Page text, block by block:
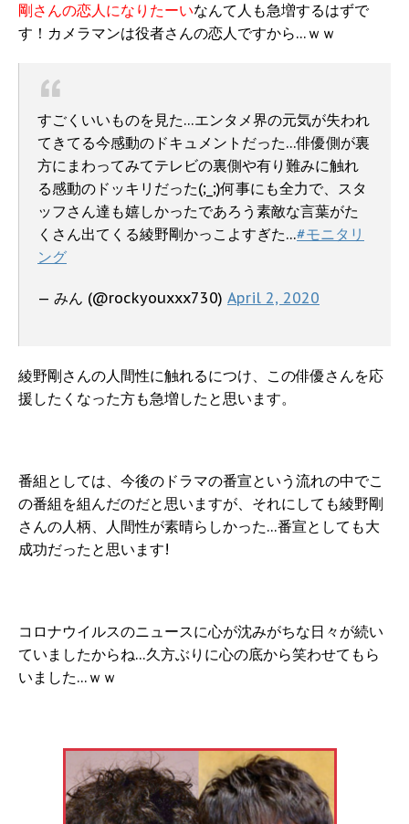
剛さんの恋人になりたーいなんて人も急増するはずで
す！カメラマンは役者さんの恋人ですから…ｗｗ
すごくいいものを見た…エンタメ界の元気が失われ
てきてる今感動のドキュメントだった…俳優側が裏
方にまわってみてテレビの裏側や有り難みに触れ
る感動のドッキリだった(;_;)何事にも全力で、スタ
ッフさん達も嬉しかったであろう素敵な言葉がた
くさん出てくる綾野剛かっこよすぎた…#モニタリ
ング
— みん (@rockyouxxx730) April 2, 2020
綾野剛さんの人間性に触れるにつけ、この俳優さんを応
援したくなった方も急増したと思います。
番組としては、今後のドラマの番宣という流れの中でこ
の番組を組んだのだと思いますが、それにしても綾野剛
さんの人柄、人間性が素晴らしかった…番宣としても大
成功だったと思います!
コロナウイルスのニュースに心が沈みがちな日々が続い
ていましたからね…久方ぶりに心の底から笑わせてもら
いました…ｗｗ